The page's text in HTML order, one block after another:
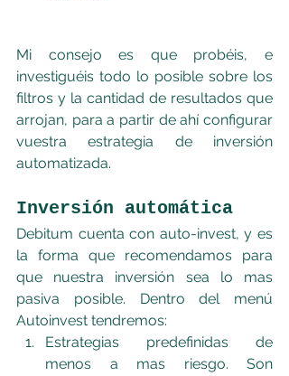
Mi consejo es que probéis, e
investiguéis todo lo posible sobre los
filtros y la cantidad de resultados que
arrojan, para a partir de ahí configurar
vuestra estrategia de inversión
automatizada.
Inversión automática
Debitum cuenta con auto-invest, y es
la forma que recomendamos para
que nuestra inversión sea lo mas
pasiva posible. Dentro del menú
Autoinvest tendremos:
Estrategias predefinidas de
menos a mas riesgo. Son